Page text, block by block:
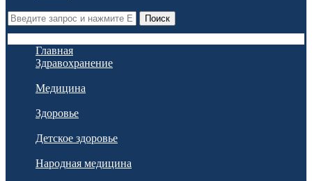
Поиск
Главная
Здравохранение
Медицина
Здоровье
Детское здоровье
Народная медицина